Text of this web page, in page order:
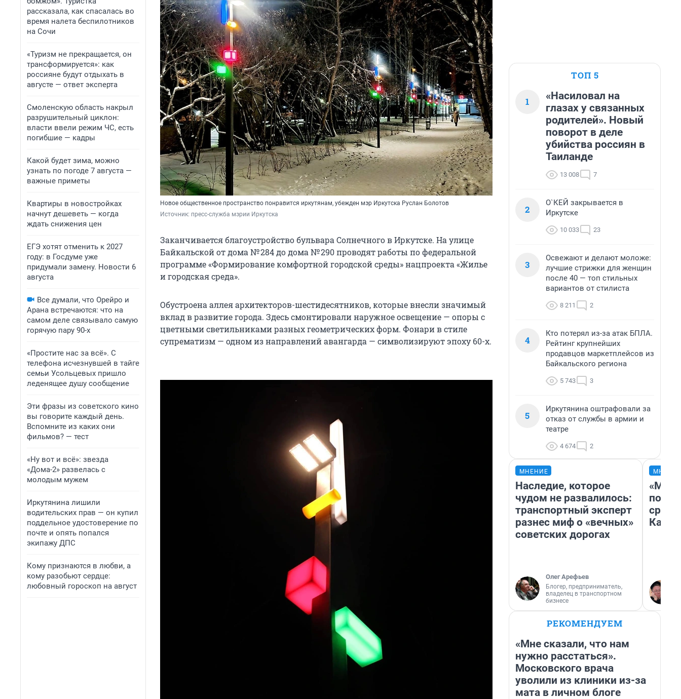
рассказала, как спасалась во
время налета беспилотников
на Сочи
«Туризм не прекращается, он
трансформируется»: как
россияне будут отдыхать в
августе — ответ эксперта
Смоленскую область накрыл
разрушительный циклон:
власти ввели режим ЧС, есть
погибшие — кадры
Какой будет зима, можно
узнать по погоде 7 августа —
важные приметы
Квартиры в новостройках
начнут дешеветь — когда
ждать снижения цен
ЕГЭ хотят отменить к 2027
году: в Госдуме уже
придумали замену. Новости 6
августа
Все думали, что Орейро и
Арана встречаются: что на
самом деле связывало самую
горячую пару 90-х
«Простите нас за всё». С
телефона исчезнувшей в тайге
семьи Усольцевых пришло
леденящее душу сообщение
Эти фразы из советского кино
вы говорите каждый день.
Вспомните из каких они
фильмов? — тест
«Ну вот и всё»: звезда
«Дома-2» развелась с
молодым мужем
Иркутянина лишили
водительских прав — он купил
поддельное удостоверение по
почте и опять попался
экипажу ДПС
Кому признаются в любви, а
кому разобьют сердце:
любовный гороскоп на август
Новое общественное пространство понравится иркутянам, убежден мэр Иркутска Руслан Болотов
Источник: пресс-служба мэрии Иркутска
Заканчивается благоустройство бульвара Солнечного в Иркутске. На улице
Байкальской от дома № 284 до дома № 290 проводят работы по федеральной
программе «Формирование комфортной городской среды» нацпроекта «Жилье
и городская среда».
Обустроена аллея архитекторов-шестидесятников, которые внесли значимый
вклад в развитие города. Здесь смонтировали наружное освещение — опоры с
цветными светильниками разных геометрических форм. Фонари в стиле
супрематизм — одном из направлений авангарда — символизируют эпоху 60-х.
ТОП 5
1
«Насиловал на
глазах у связанных
родителей». Новый
поворот в деле
убийства россиян в
Таиланде
13 008 7
2
О`КЕЙ закрывается в
Иркутске
10 033 23
3
Освежают и делают моложе:
лучшие стрижки для женщин
после 40 — топ стильных
вариантов от стилиста
8 211 2
4
Кто потерял из-за атак БПЛА.
Рейтинг крупнейших
продавцов маркетплейсов из
Байкальского региона
5 743 3
5
Иркутянина оштрафовали за
отказ от службы в армии и
театре
4 674 2
МНЕНИЕ
Наследие, которое
чудом не развалилось:
транспортный эксперт
разнес миф о «вечных»
советских дорогах
Олег Арефьев
Блогер, предприниматель,
владелец в транспортном
бизнесе
РЕКОМЕНДУЕМ
«Мне сказали, что нам
нужно расстаться».
Московского врача
уволили из клиники из-за
мата в личном блоге